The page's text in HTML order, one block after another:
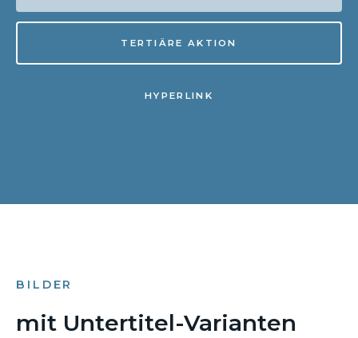
TERTIÄRE AKTION
HYPERLINK
BILDER
mit Untertitel-Varianten